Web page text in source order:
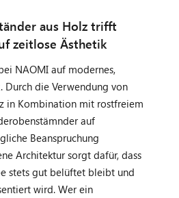
aus Holz trifft
zeitlose Ästhetik
NAOMI auf modernes,
Durch die Verwendung von
in Kombination mit rostfreiem
auf
Beanspruchung
Architektur sorgt dafür, dass
stets gut belüftet bleibt und
wird. Wer ein